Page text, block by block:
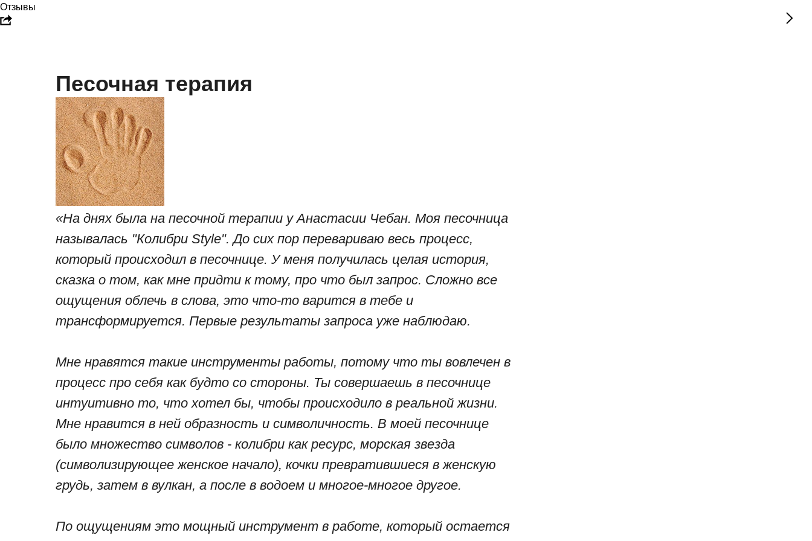
Отзывы
Песочная терапия
«На днях была на песочной терапии у Анастасии Чебан. Моя песочница
называлась "Колибри Style". До сих пор перевариваю весь процесс,
который происходил в песочнице. У меня получилась целая история,
сказка о том, как мне придти к тому, про что был запрос. Сложно все
ощущения облечь в слова, это что-то варится в тебе и
трансформируется. Первые результаты запроса уже наблюдаю.
Мне нравятся такие инструменты работы, потому что ты вовлечен в
процесс про себя как будто со стороны. Ты совершаешь в песочнице
интуитивно то, что хотел бы, чтобы происходило в реальной жизни.
Мне нравится в ней образность и символичность. В моей песочнице
было множество символов - колибри как ресурс, морская звезда
(символизирующее женское начало), кочки превратившиеся в женскую
грудь, затем в вулкан, а после в водоем и многое-многое другое.
По ощущениям это мощный инструмент в работе, который остается